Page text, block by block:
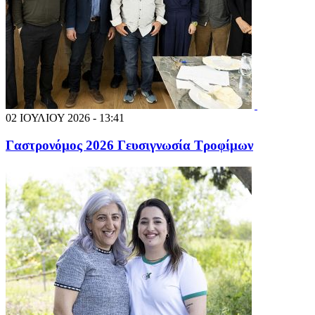
02 ΙΟΥΛΙΟΥ 2026 - 13:41
Γαστρονόμος 2026 Γευσιγνωσία Τροφίμων